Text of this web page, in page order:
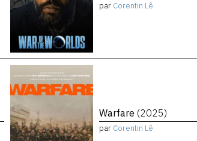
par Corentin Lê
Warfare (2025)
par Corentin Lê